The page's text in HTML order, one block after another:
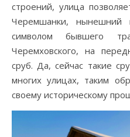
строений, улица
Черемшанки, нынешний
символом бывшего
Черемховского, на
сруб. Да, сейчас такие
многих улицах, таким
своему историческому